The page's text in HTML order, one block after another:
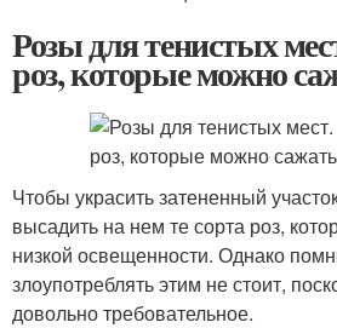
Розы для тенистых
роз, которые можно
Чтобы украсить затененный
высадить на нем те сорта роз,
низкой освещенности. Однако
злоупотреблять этим не стоит,
довольно требовательное.